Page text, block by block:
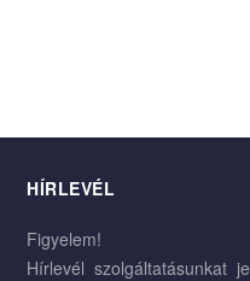
HÍRLEVÉL
Figyelem!
Hírlevél szolgáltatásunkat